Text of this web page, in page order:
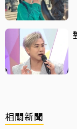
相關新聞